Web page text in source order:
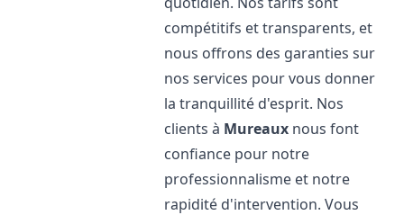
compétitifs et transparents, et
nous offrons des garanties sur
nos services pour vous donner
la tranquillité d'esprit. Nos
clients à Mureaux nous font
confiance pour notre
professionnalisme et notre
rapidité d'intervention. Vous